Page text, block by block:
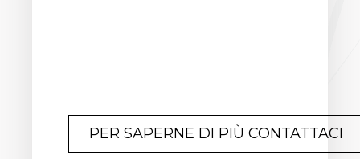
PER SAPERNE DI PIÙ CONTATTACI